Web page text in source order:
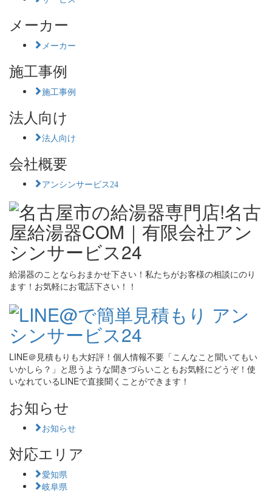
メーカー
メーカー
施工事例
施工事例
法人向け
法人向け
会社概要
アンシンサービス24
給湯器のことならおまかせ下さい！私たちがお客様の相談にのり
ます！お気軽にお電話下さい！！
LINE＠見積もりも大好評！個人情報不要「こんなこと聞いてもい
いかしら？」と思うような聞きづらいこともお気軽にどうぞ！使
いなれているLINEで直接聞くことができます！
お知らせ
お知らせ
対応エリア
愛知県
岐阜県